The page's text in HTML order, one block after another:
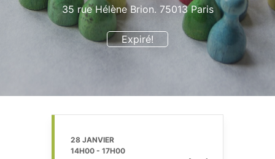
Expiré!
35 rue Hélène Brion. 75013 Paris
28 JANVIER
14H00 - 17H00